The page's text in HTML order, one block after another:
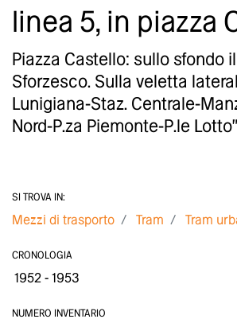
linea 5, in piazza
Piazza Castello: sullo sfondo
Sforzesco. Sulla veletta
Lunigiana-Staz. Centrale-
Nord-P.za Piemonte-P.le
SI TROVA IN:
Mezzi di trasporto Tram Tram
CRONOLOGIA
1952 - 1953
NUMERO INVENTARIO